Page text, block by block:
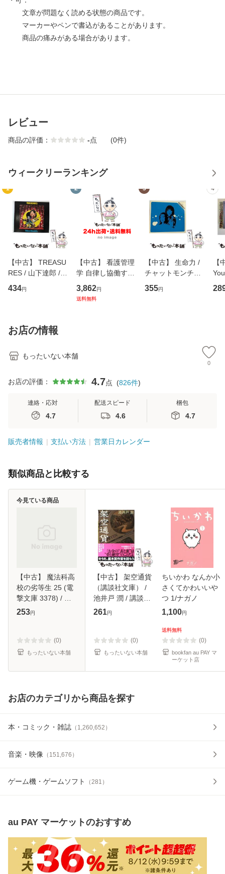
文章が問題なく読める状態の商品です。
マーカーやペンで書込があることがあります。
商品の痛みがある場合があります。
レビュー
商品の評価： -点 (0件)
ウィークリーランキング
1
【中古】 TREASU
RES / 山下達郎 /
イーストウエス
ト・ジャパン [CD]
434円
2
【中古】 看護管理
学 自律し協働する
専門職の看護マネ
ジメントスキル 改
3,862円
送料無料
3
【中古】 生命力 /
チャットモンチー /
キューンレコード
[CD]【メール便送
355円
4
【
のが
お店の情報
もったいない本舗
0
お店の評価： 4.7点 (826件)
連絡・応対
4.7
配送スピード
4.6
梱包
4.7
販売者情報 支払い方法 営業日カレンダー
類似商品と比較する
【中古】 魔法科高
校の劣等生 25 (電
撃文庫 3378) / 佐
島勤 / KADOKAWA
253円
(0)
もったいない本舗
今見ている商品
【中古】 架空通貨
（講談社文庫） /
池井戸 潤 / 講談社
[文庫]【メール便送
261円
(0)
もったいない本舗
ちいかわ なんか小
さくてかわいいや
つ 1/ナガノ
1,100円
送料無料
(0)
bookfan au PAY マ
ーケット店
お店のカテゴリから商品を探す
本・コミック・雑誌 （ 1,260,652 ）
音楽・映像 （ 151,676 ）
ゲーム機・ゲームソフト （281 ）
au PAY マーケットのおすすめ